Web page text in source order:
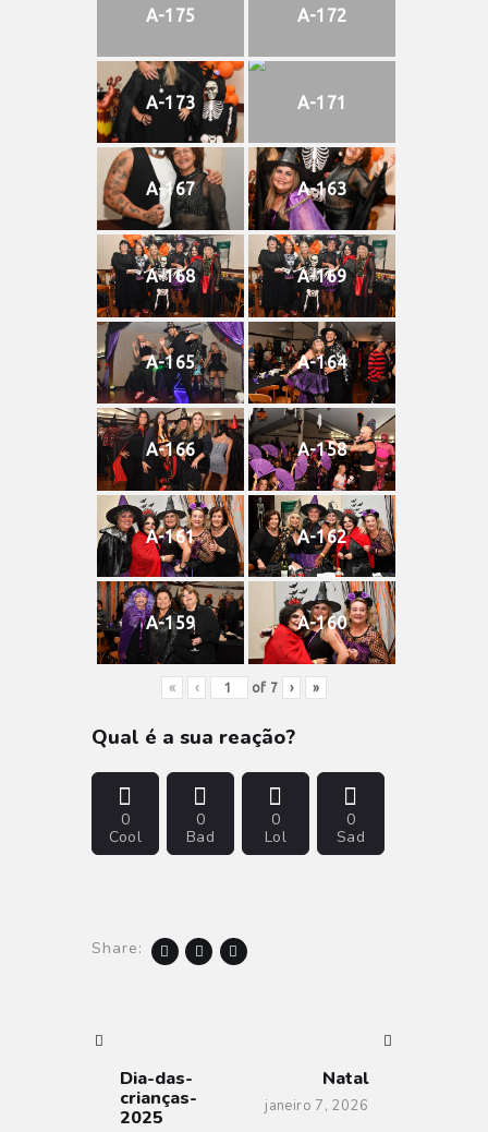
A-175 A-172
A-173 A-171
A-167 A-163
A-168 A-169
A-165 A-164
A-166 A-158
A-161 A-162
A-159 A-160
« ‹ of 7 › »
Qual é a sua reação?
0
Cool
0
Bad
0
Lol
0
Sad
Share:
Navegação
de
Post
Dia-das-
crianças-
2025
Natal
janeiro 7, 2026